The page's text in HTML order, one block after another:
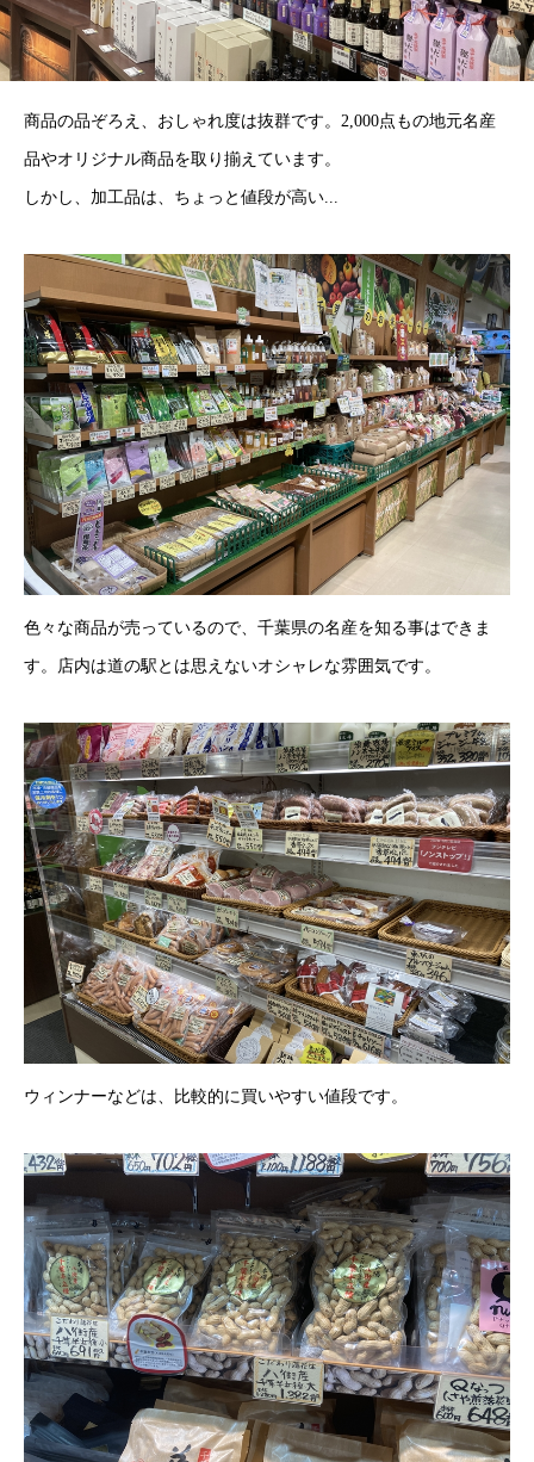
商品の品ぞろえ、おしゃれ度は抜群です。2,000点もの地元名産
品やオリジナル商品を取り揃えています。
しかし、加工品は、ちょっと値段が高い...
色々な商品が売っているので、千葉県の名産を知る事はできま
す。店内は道の駅とは思えないオシャレな雰囲気です。
ウィンナーなどは、比較的に買いやすい値段です。